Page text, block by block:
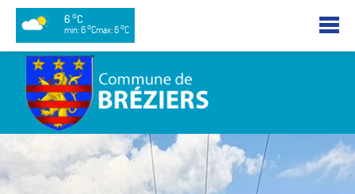
6 °C
min: 6 °Cmax: 6 °C